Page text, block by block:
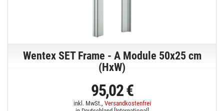
Wentex SET Frame - A Module 50x25 cm
(HxW)
95,02 €
inkl. MwSt., Versandkostenfrei